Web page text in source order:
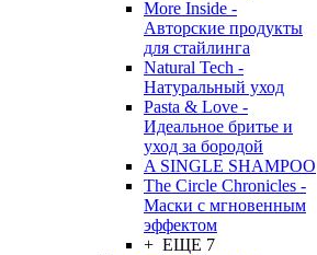
More Inside -
Авторские продукты
для стайлинга
Natural Tech -
Натуральный уход
Pasta & Love -
Идеальное бритье и
уход за бородой
A SINGLE SHAMPOO
The Circle Chronicles -
Маски с мгновенным
эффектом
+ ЕЩЕ 7